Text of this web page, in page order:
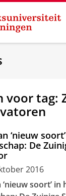
of
voor tag:
‘nieuw
De
2016
soort’ in